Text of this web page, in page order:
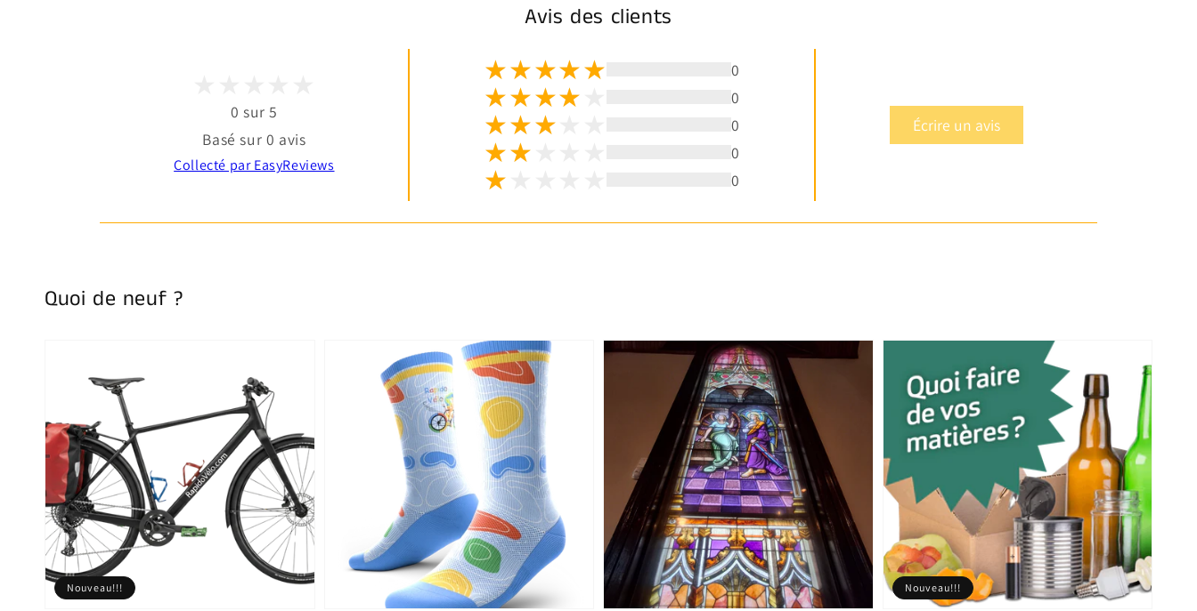
Avis des clients
0 sur 5
Basé sur 0 avis
Collecté par EasyReviews
0
0
0
0
0
Écrire un avis
Quoi de neuf ?
Nouveau!!! Nouveau!!!